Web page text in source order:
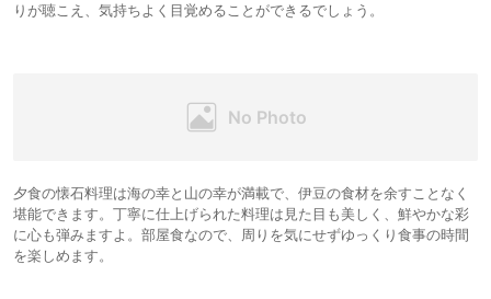
りが聴こえ、気持ちよく目覚めることができるでしょう。
夕食の懐石料理は海の幸と山の幸が満載で、伊豆の食材を余すことなく
堪能できます。丁寧に仕上げられた料理は見た目も美しく、鮮やかな彩
に心も弾みますよ。部屋食なので、周りを気にせずゆっくり食事の時間
を楽しめます。